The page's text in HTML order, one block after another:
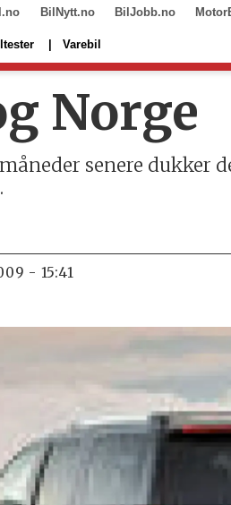
BilNytt.no BilJobb.no
Varebil
Norge
senere dukker
- 15:41